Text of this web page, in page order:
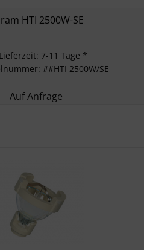
HTI 2500W-SE
Lieferzeit: 7-11 Tage *
##HTI 2500W/SE
Auf Anfrage